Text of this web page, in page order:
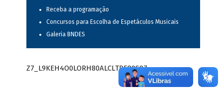
Receba a programação
Concursos para Escolha de Espetáculos Musicais
Galeria BNDES
Z7_L9KEH4O0LORH80ALCLTPF80S97